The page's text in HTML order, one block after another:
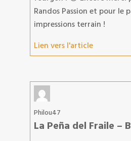
Randos Passion et pour le
impressions terrain !
Lien vers l'article
Philou47
La Peña del Fraile –